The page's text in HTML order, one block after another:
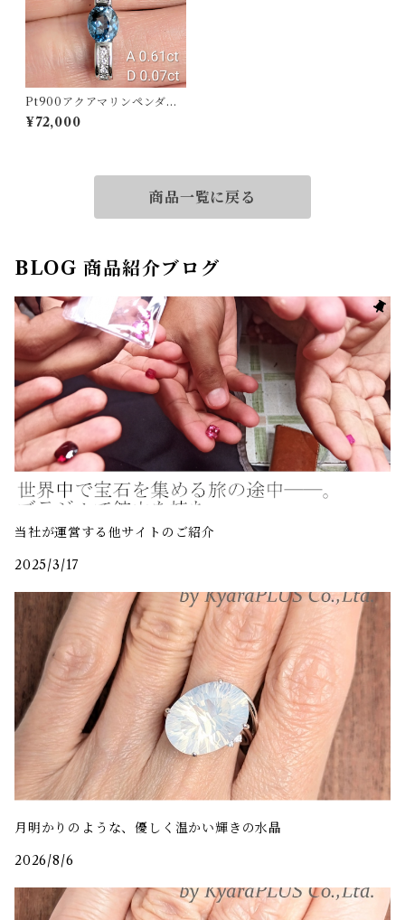
Pt900アクアマリンペンダン
トヘッド A 0.61ct D 0.07ct
【PRO208790】
¥72,000
商品一覧に戻る
BLOG 商品紹介ブログ
当社が運営する他サイトのご紹介
2025/3/17
月明かりのような、優しく温かい輝きの水晶
2026/8/6